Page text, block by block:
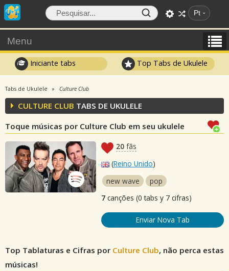
Pt
Menu
Iniciante tabs Top Tabs de Ukulele
Tabs de Ukulele Culture Club
CULTURE CLUB TABS DE UKULELE
Toque músicas por Culture Club em seu ukulele
20 fãs
(Reino Unido)
new wave
pop
7 canções (0 tabs y 7 cifras)
Enviar Nova Tab
Top Tablaturas e Cifras por Culture Club, não perca estas
músicas!